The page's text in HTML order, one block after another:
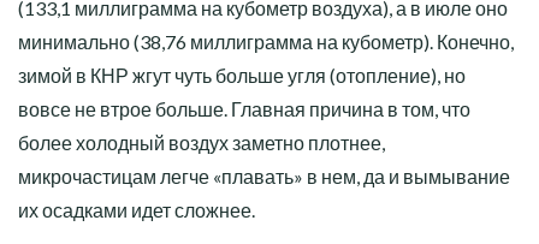
(133,1 миллиграмма на кубометр воздуха), а в июле оно
минимально (38,76 миллиграмма на кубометр). Конечно,
зимой в КНР жгут чуть больше угля (отопление), но
вовсе не втрое больше. Главная причина в том, что
более холодный воздух заметно плотнее,
микрочастицам легче «плавать» в нем, да и вымывание
их осадками идет сложнее.